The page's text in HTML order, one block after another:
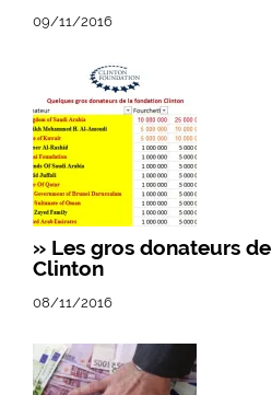
09/11/2016
» Les gros donateurs
Clinton
08/11/2016